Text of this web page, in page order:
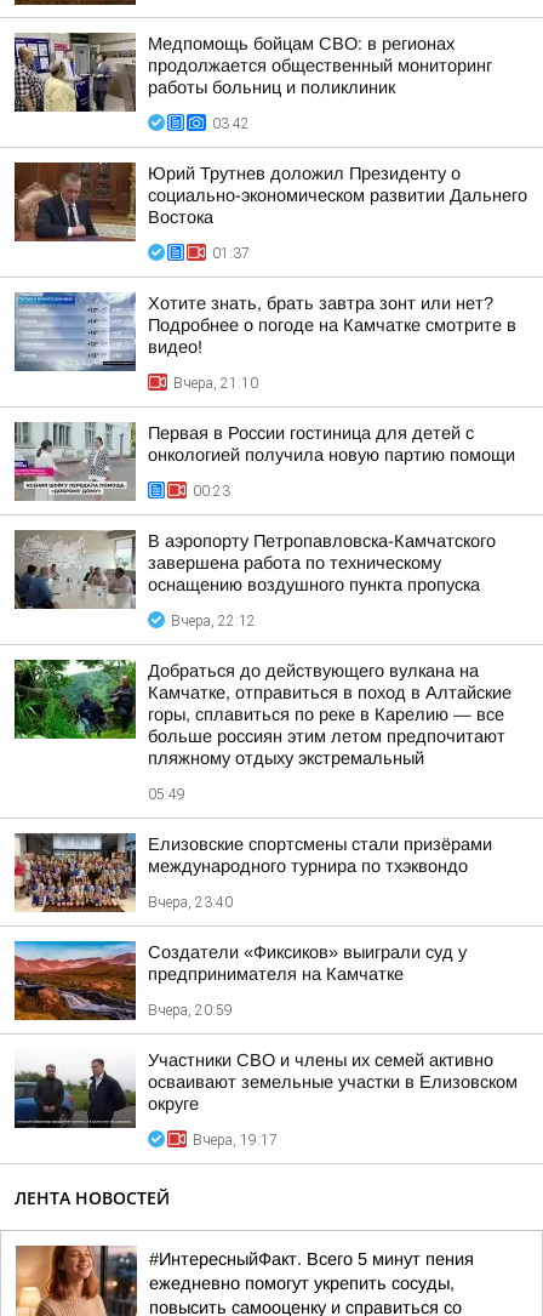
Медпомощь бойцам СВО: в регионах
продолжается общественный мониторинг
работы больниц и поликлиник
03:42
Юрий Трутнев доложил Президенту о
социально-экономическом развитии Дальнего
Востока
01:37
Хотите знать, брать завтра зонт или нет?
Подробнее о погоде на Камчатке смотрите в
видео!
Вчера, 21:10
Первая в России гостиница для детей с
онкологией получила новую партию помощи
00:23
В аэропорту Петропавловска-Камчатского
завершена работа по техническому
оснащению воздушного пункта пропуска
Вчера, 22:12
Добраться до действующего вулкана на
Камчатке, отправиться в поход в Алтайские
горы, сплавиться по реке в Карелию — все
больше россиян этим летом предпочитают
пляжному отдыху экстремальный
05:49
Елизовские спортсмены стали призёрами
международного турнира по тхэквондо
Вчера, 23:40
Создатели «Фиксиков» выиграли суд у
предпринимателя на Камчатке
Вчера, 20:59
Участники СВО и члены их семей активно
осваивают земельные участки в Елизовском
округе
Вчера, 19:17
ЛЕНТА НОВОСТЕЙ
#ИнтересныйФакт. Всего 5 минут пения
ежедневно помогут укрепить сосуды,
повысить самооценку и справиться со